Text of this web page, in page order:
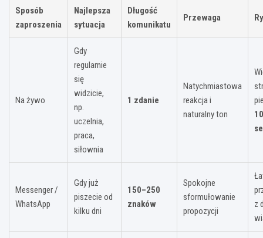
Sposób
zaproszenia
Najlepsza
sytuacja
Długość
komunikatu
Przewaga
Na żywo
Gdy
regularnie
się
widzicie,
np.
uczelnia,
praca,
siłownia
1 zdanie
Natychmiastowa
reakcja i
naturalny ton
10
Messenger /
WhatsApp
Gdy już
piszecie od
kilku dni
150–250
znaków
Spokojne
sformułowanie
propozycji
z